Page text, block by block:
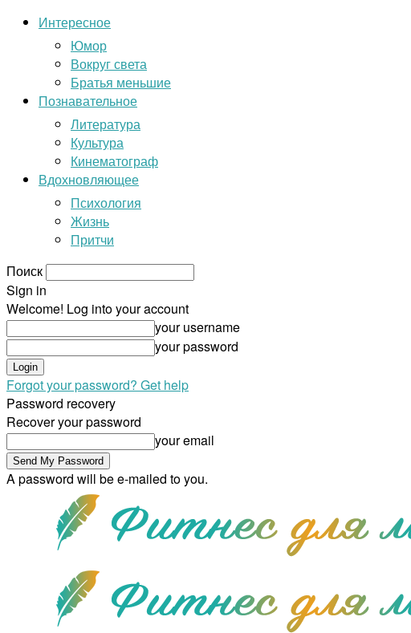
Интересное
Юмор
Вокруг света
Братья меньшие
Познавательное
Литература
Культура
Кинематограф
Вдохновляющее
Психология
Жизнь
Притчи
Поиск
Sign in
Welcome! Log into your account
your username
your password
Forgot your password? Get help
Password recovery
Recover your password
your email
A password will be e-mailed to you.